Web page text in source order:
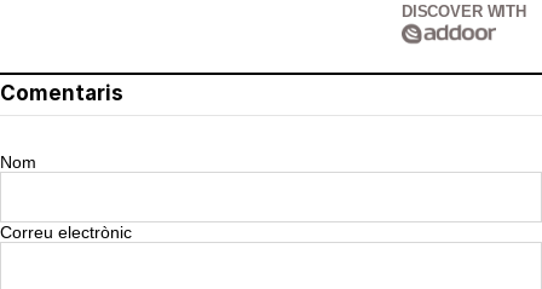
DISCOVER WITH
Comentaris
Nom
Correu electrònic